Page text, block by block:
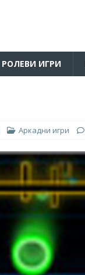
РОЛЕВИ ИГРИ
Аркадни игри